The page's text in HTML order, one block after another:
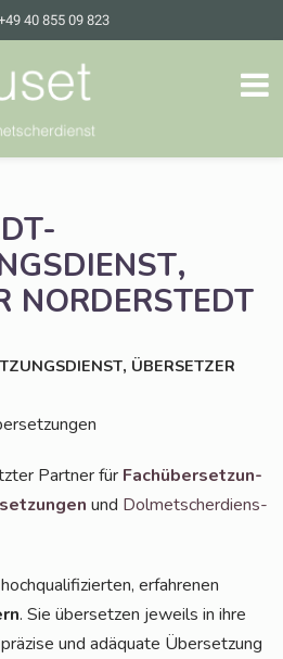
40 855 09 823
,
NORDERSTEDT
, ÜBERSETZER
Part­ner für Fach­über­set­zun­
und Dol­met­scher­diens­
erfah­re­nen
. Sie über­set­zen jeweils in ihre
und adäqua­te Über­set­zung